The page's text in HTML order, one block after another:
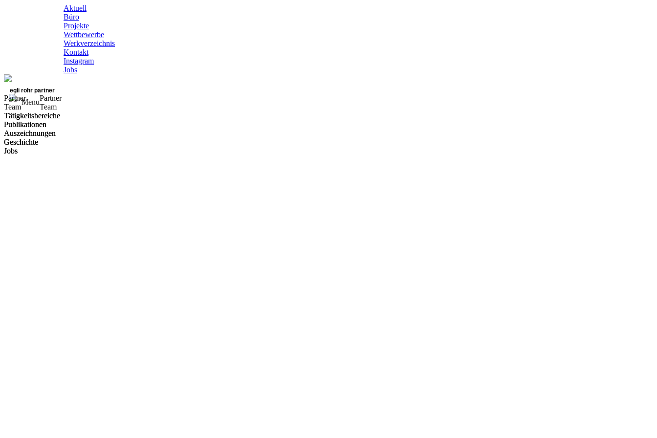
Aktuell
Büro
Projekte
Wettbewerbe
Werkverzeichnis
Kontakt
Instagram
Jobs
egli rohr partner
Menu
Partner
Team
Tätigkeitsbereiche
Publikationen
Auszeichnungen
Geschichte
Jobs
Partner
Team
Tätigkeitsbereiche
Publikationen
Auszeichnungen
Geschichte
Jobs